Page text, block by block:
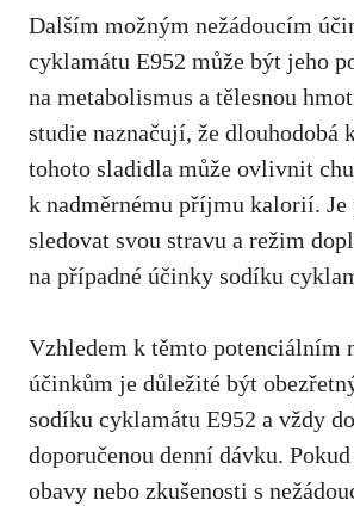
Dalším možným nežádoucím
cyklamátu E952 může být jeho
na metabolismus a tělesnou
studie naznačují, že dlouhodobá
tohoto sladidla může ovlivnit
k nadměrnému příjmu kalorií.
sledovat svou stravu a režim
na případné účinky sodíku
Vzhledem k těmto potenciálním
účinkům je důležité být
sodíku cyklamátu E952 a vždy
doporučenou denní dávku.
obavy nebo zkušenosti s